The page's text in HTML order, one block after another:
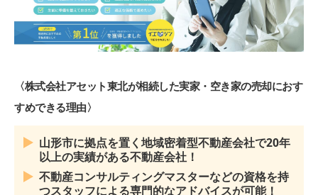
〈株式会社アセット東北が相続した実家・空き家の売却におす
すめできる理由〉
山形市に拠点を置く地域密着型不動産会社で20年
以上の実績がある不動産会社！
不動産コンサルティングマスターなどの資格を持
つスタッフによる専門的なアドバイスが可能！